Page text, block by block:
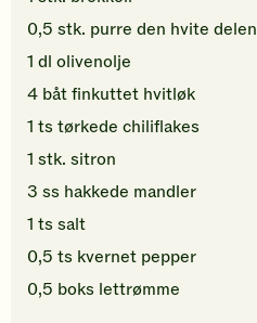
0,5 stk. purre den hvite delen
1 dl olivenolje
4 båtfinkuttet hvitløk
1 ts tørkede chiliflakes
1 stk. sitron
3 ss hakkede mandler
1 ts salt
0,5 ts kvernet pepper
0,5 boks lettrømme